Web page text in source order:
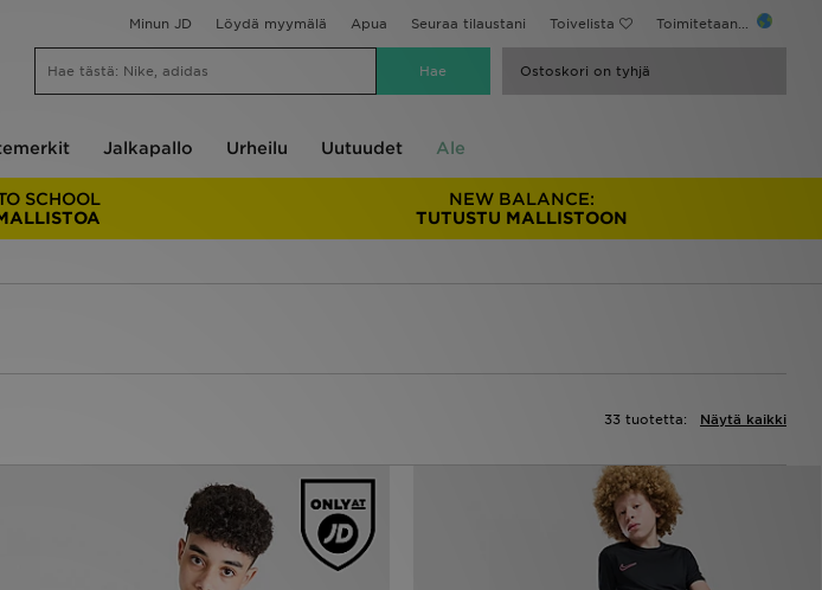
Minun JD Löydä myymälä Apua Seuraa tilaustani Toivelista Toimitetaan...
Ostoskori on tyhjä
Jalkapallo Urheilu Uutuudet Ale
SCHOOL
NEW BALANCE:
TUTUSTU MALLISTOON
Näytä kaikki
33 tuotetta: